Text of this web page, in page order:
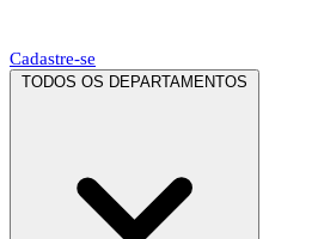
Cadastre-se
TODOS OS DEPARTAMENTOS